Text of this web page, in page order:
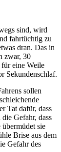
sind, wird
fahrtüchtig zu
dran. Das in
zwar, 30
eine Weile
Sekundenschlaf.
sollen
Tat dafür, dass
Gefahr, dass
sie
Brise aus dem
Gefahr des